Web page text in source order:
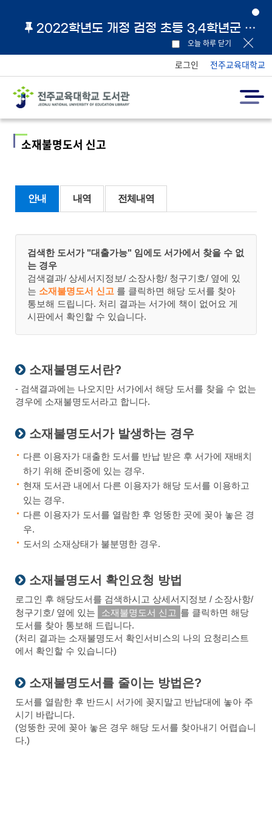
2022학년도 개정 검정 초등 3,4학년군 교과서 및 지도서 원문 링크 안내
오늘 하루 닫기
로그인 전주교육대학교
소재불명도서 신고
안내 내역 전체내역
검색한 도서가 "대출가능" 임에도 서가에서 찾을 수 없
는 경우
검색결과/ 상세서지정보/ 소장사항/ 청구기호/ 옆에 있
는 소재불명도서 신고 를 클릭하면 해당 도서를 찾아
통보해 드립니다. 처리 결과는 서가에 책이 없어요 게
시판에서 확인할 수 있습니다.
소재불명도서란?
- 검색결과에는 나오지만 서가에서 해당 도서를 찾을 수 없는
경우에 소재불명도서라고 합니다.
소재불명도서가 발생하는 경우
다른 이용자가 대출한 도서를 반납 받은 후 서가에 재배치
하기 위해 준비중에 있는 경우.
현재 도서관 내에서 다른 이용자가 해당 도서를 이용하고
있는 경우.
다른 이용자가 도서를 열람한 후 엉뚱한 곳에 꽂아 놓은 경
우.
도서의 소재상태가 불분명한 경우.
소재불명도서 확인요청 방법
로그인 후 해당도서를 검색하시고 상세서지정보 / 소장사항/
청구기호/ 옆에 있는
소재불명도서 신고 를 클릭하면 해당
도서를 찾아 통보해 드립니다.
(처리 결과는 소재불명도서 확인서비스의 나의 요청리스트
에서 확인할 수 있습니다)
소재불명도서를 줄이는 방법은?
도서를 열람한 후 반드시 서가에 꽂지말고 반납대에 놓아 주
시기 바랍니다.
(엉뚱한 곳에 꽂아 놓은 경우 해당 도서를 찾아내기 어렵습니
다.)